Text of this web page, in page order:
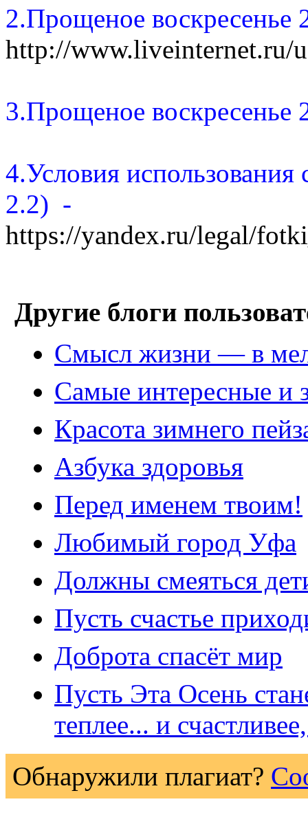
2.Прощеное воскресенье
http://www.liveinternet.ru/
3.Прощеное воскресенье
4.Условия
2.2) -
https://yandex.ru/legal/
Другие блоги
Смысл жизни — в
Самые интересные и
Красота зимнего
Азбука здоровья
Перед именем твоим!
Любимый город Уфа
Должны смеяться
Пусть счастье
Доброта спасёт мир
Пусть Эта Осень
теплее... и
Обнаружили плагиат?